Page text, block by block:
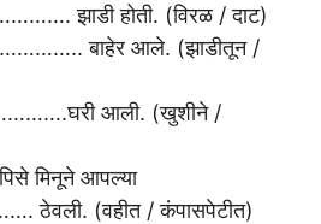
झाडी होती. (विरळ / दाट)
बाहेर आले. (झाडीतून /
आली. (खुशीने /
मिनूने आपल्या
(वहीत / कंपासपेटीत)